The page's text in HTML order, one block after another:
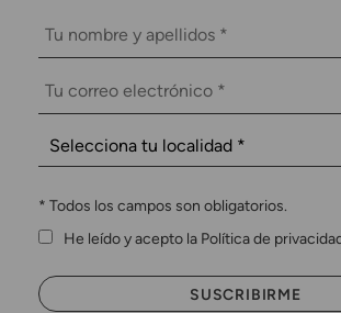
* Todos los campos son obligatorios.
He leído y acepto la Política de